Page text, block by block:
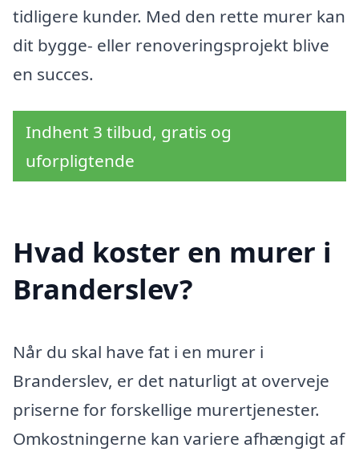
tidligere kunder. Med den rette murer kan
dit bygge- eller renoveringsprojekt blive
en succes.
Indhent 3 tilbud, gratis og
uforpligtende
Hvad koster en murer i
Branderslev?
Når du skal have fat i en murer i
Branderslev, er det naturligt at overveje
priserne for forskellige murertjenester.
Omkostningerne kan variere afhængigt af